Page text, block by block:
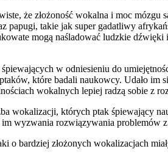
że złożoność wokalna i moc
papugi, takie jak super gadatliwy
mogą naśladować ludzkie
w odniesieniu do
które badali naukowcy. Udało
wokalnych lepiej radzą sobie z
wokalizacji, których ptak śpiewający
wyzwania rozwiązywania problemów
o bardziej złożonych wokalizacjach